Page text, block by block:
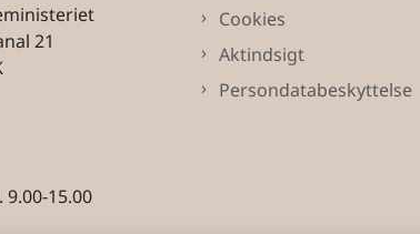
21
15.00
Cookies
Aktindsigt
Persondatabeskyttelse